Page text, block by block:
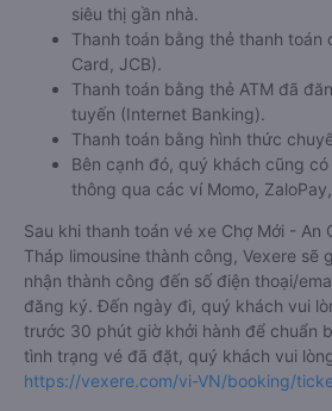
siêu thị gần nhà.
Thanh toán bằng thẻ thanh toán
Card, JCB).
Thanh toán bằng thẻ ATM đã
tuyến (Internet Banking).
Thanh toán bằng hình thức
Bên cạnh đó, quý khách cũng
thông qua các ví Momo,
Sau khi thanh toán vé xe Chợ Mới - An
Tháp limousine thành công, Vexere sẽ
nhận thành công đến số điện thoại/
đăng ký. Đến ngày đi, quý khách vui
trước 30 phút giờ khởi hành để chuẩn
tình trạng vé đã đặt, quý khách vui
https://vexere.com/vi-VN/booking/